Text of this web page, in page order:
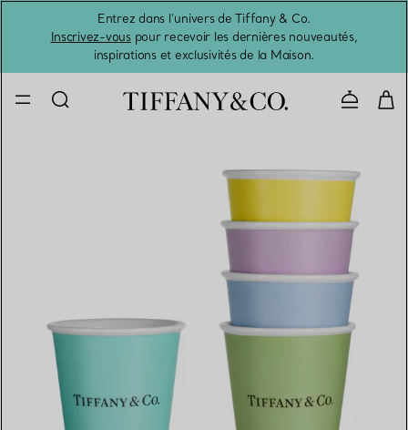
Entrez dans l’univers de Tiffany & Co.
Inscrivez-vouspour recevoir les dernières nouveautés,
inspirations et exclusivités de la Maison.